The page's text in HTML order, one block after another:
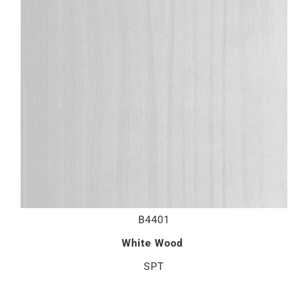
B4401
White Wood
SPT